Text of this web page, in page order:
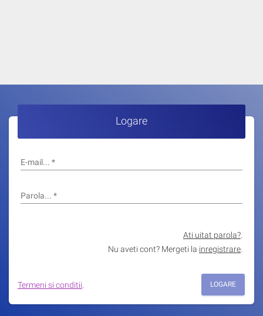
Logare
E-mail... *
Parola... *
Ati uitat parola?
Nu aveti cont? Mergeti la inregistrare
Termeni si conditii LOGARE